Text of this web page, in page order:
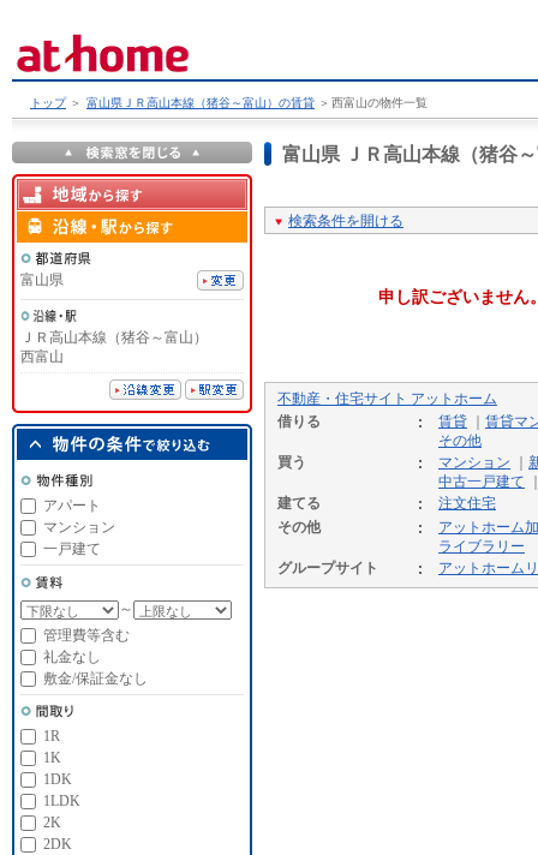
トップ ＞ 富山県ＪＲ高山本線（猪谷～富山）の賃貸 ＞ 西富山の物件一覧
富山県 ＪＲ高山本線（猪谷
検索条件を開ける
申し訳ございません
不動産・住宅サイト アットホーム
借りる
賃貸
賃貸マ
その他
買う
マンション
中古一戸建て
建てる
注文住宅
その他
アットホーム
ライブラリー
グループサイト
アットホーム
富山県
ＪＲ高山本線（猪谷～富山）
西富山
アパート
マンション
一戸建て
～
管理費等含む
礼金なし
敷金/保証金なし
1R
1K
1DK
1LDK
2K
2DK